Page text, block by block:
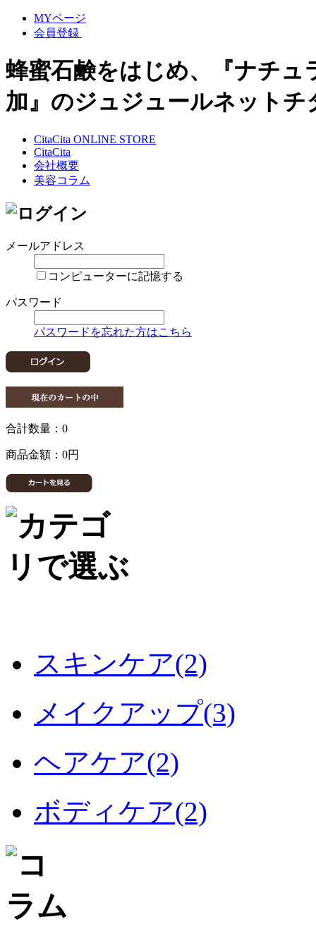
MYページ
会員登録
蜂蜜石鹸をはじめ、『ナチュ
加』のジュジュールネット
CitaCita ONLINE STORE
CitaCita
会社概要
美容コラム
メールアドレス
コンピューターに記憶する
パスワード
パスワードを忘れた方はこちら
合計数量： 0
商品金額： 0円
スキンケア(2)
メイクアップ(3)
ヘアケア(2)
ボディケア(2)